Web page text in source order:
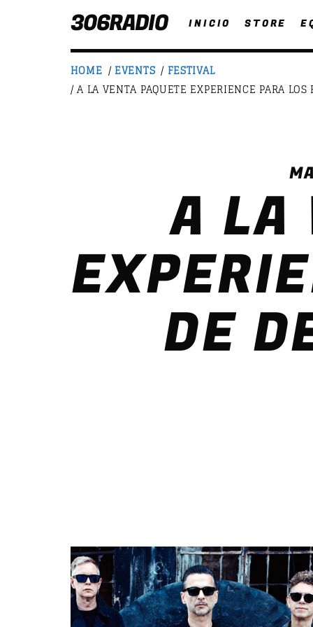
306RADIO INICIO STORE
HOME / EVENTS / FESTIVAL
/ A LA VENTA PAQUETE EXPERIENCE PARA
A LA
DE